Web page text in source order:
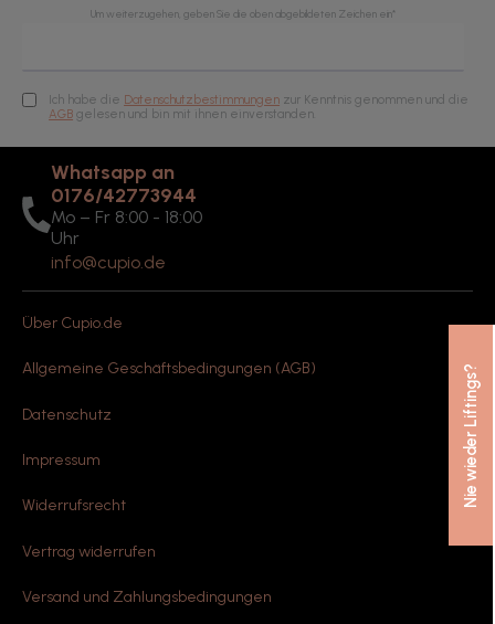
Um weiterzugehen, geben Sie die oben abgebildeten Zeichen ein*
Ich habe die Datenschutzbestimmungen zur Kenntnis genommen und die
AGB gelesen und bin mit ihnen einverstanden.
Über Cupio.de
Allgemeine Geschäftsbedingungen (AGB)
Datenschutz
Impressum
Widerrufsrecht
Vertrag widerrufen
Versand und Zahlungsbedingungen
Whatsapp an
0176/42773944
Mo – Fr 8:00 - 18:00
Uhr
info@cupio.de
Nie wieder Liftings?